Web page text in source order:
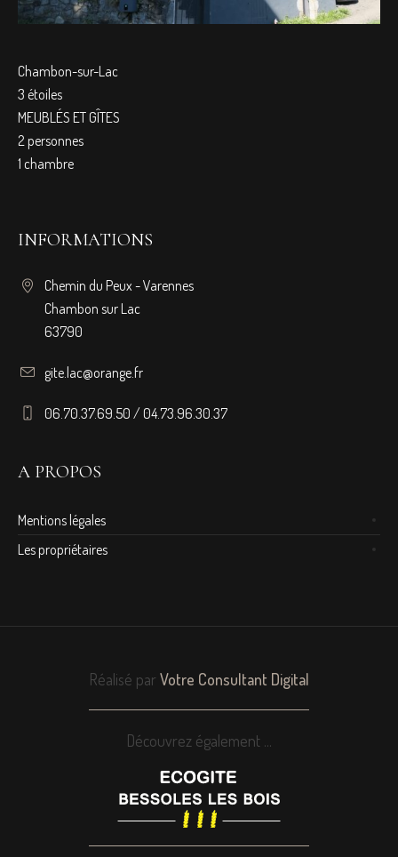
Chambon-sur-Lac
3 étoiles
MEUBLÉS ET GÎTES
2 personnes
1 chambre
INFORMATIONS
Chemin du Peux - Varennes
Chambon sur Lac
63790
gite.lac@orange.fr
06.70.37.69.50 / 04.73.96.30.37
A PROPOS
Mentions légales
Les propriétaires
Réalisé par Votre Consultant Digital
Découvrez également ...